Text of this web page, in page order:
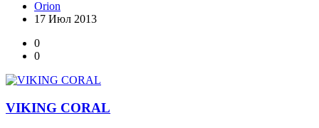
Orion
17 Июл 2013
0
0
VIKING CORAL